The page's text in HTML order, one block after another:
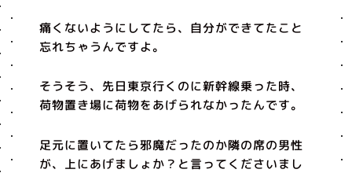
痛くないようにしてたら、自分ができてたこと
忘れちゃうんですよ。
そうそう、先日東京行くのに新幹線乗った時、
荷物置き場に荷物をあげられなかったんです。
足元に置いてたら邪魔だったのか隣の席の男性
が、上にあげましょか？と言ってくださいまし